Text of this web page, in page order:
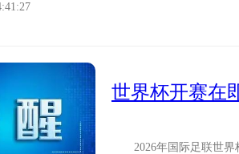
世界杯开赛在
2026年国际足联世界